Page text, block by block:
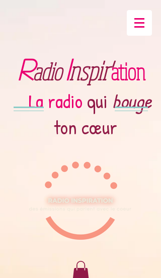
RadioInspir'ation
La radio qui bouge
ton cœur